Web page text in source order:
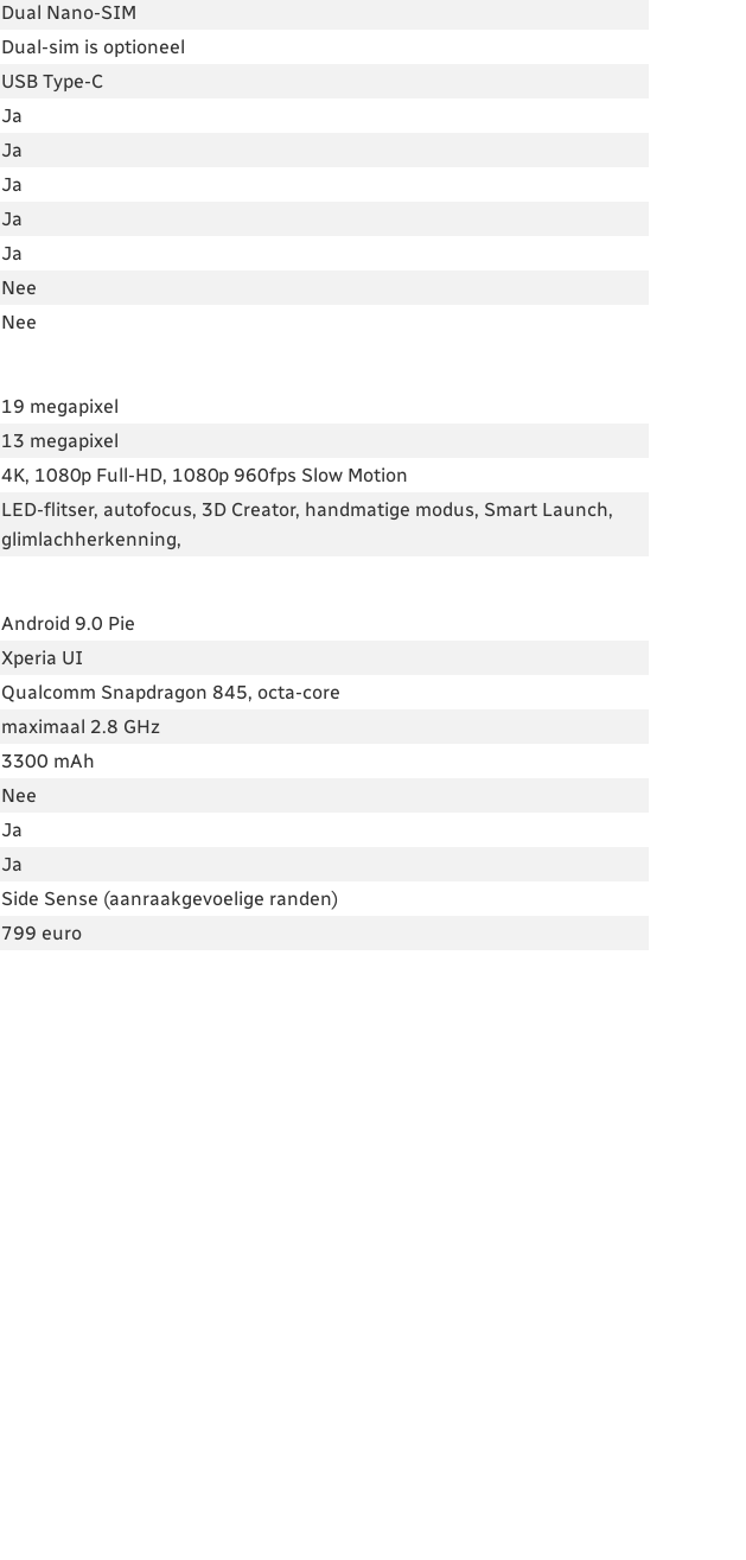
Dual Nano-SIM
Dual-sim is optioneel
USB Type-C
Ja
Ja
Ja
Ja
Ja
Nee
Nee
19 megapixel
13 megapixel
4K, 1080p Full-HD, 1080p 960fps Slow Motion
LED-flitser, autofocus, 3D Creator, handmatige modus, Smart Launch,
glimlachherkenning,
Android 9.0 Pie
Xperia UI
Qualcomm Snapdragon 845, octa-core
maximaal 2.8 GHz
3300 mAh
Nee
Ja
Ja
Side Sense (aanraakgevoelige randen)
799 euro